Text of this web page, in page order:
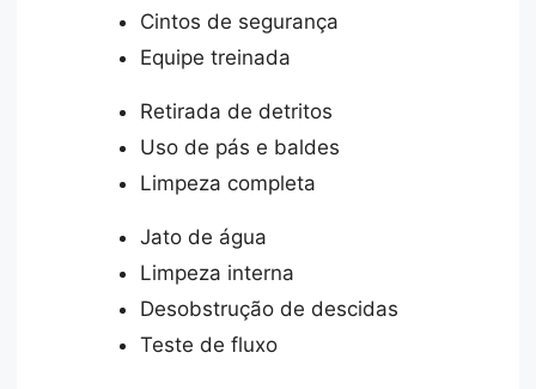
Cintos de segurança
Equipe treinada
Retirada de detritos
Uso de pás e baldes
Limpeza completa
Jato de água
Limpeza interna
Desobstrução de descidas
Teste de fluxo